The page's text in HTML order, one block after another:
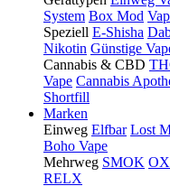
System Box Mod
Speziell E-Shisha
Nikotin Günstige
Cannabis & CBD
Vape Cannabis
Shortfill
Marken
Einweg Elfbar Lost
Boho Vape
Mehrweg SMOK
RELX